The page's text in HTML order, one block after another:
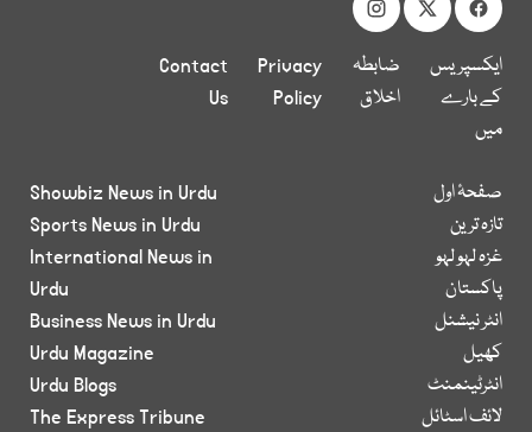
ایکسپریس
کے بارے
میں
ضابطہ
اخلاق
Privacy
Policy
Contact
Us
صفحۂ اول
تازہ ترین
غزہ لہو لہو
پاکستان
انٹر نیشنل
کھیل
انٹرٹینمنٹ
لائف اسٹائل
Showbiz News in Urdu
Sports News in Urdu
International News in
Urdu
Business News in Urdu
Urdu Magazine
Urdu Blogs
The Express Tribune